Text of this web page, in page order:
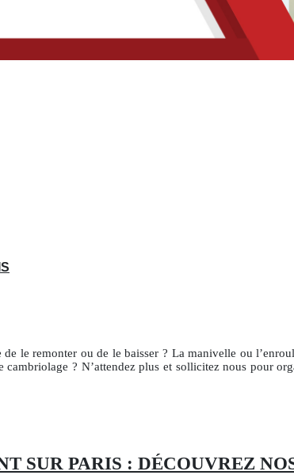
le remonter ou de le baisser ? La manivelle ou
cambriolage ? N’attendez plus et sollicitez nous pour
SUR PARIS : DÉCOUVREZ